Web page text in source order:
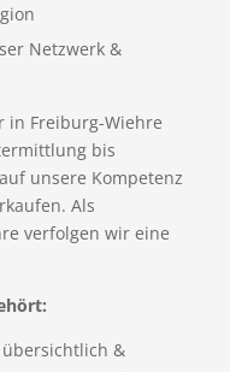
Netzwerk &
in Freiburg-Wiehre
bis
unsere Kompetenz
Als
verfolgen wir eine
übersichtlich &